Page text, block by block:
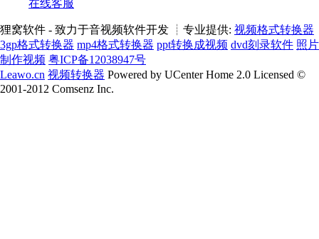
在线客服
狸窝软件 - 致力于音视频软件开发 ┊专业提供: 视频格式转换器
3gp格式转换器 mp4格式转换器 ppt转换成视频 dvd刻录软件 照片
制作视频 粤ICP备12038947号
Leawo.cn 视频转换器 Powered by UCenter Home 2.0 Licensed ©
2001-2012 Comsenz Inc.